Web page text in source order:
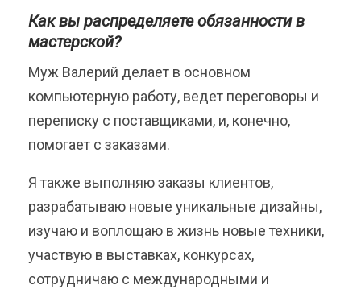
Как вы распределяете обязанности в
мастерской?
Муж Валерий делает в основном
компьютерную работу, ведет переговоры и
переписку с поставщиками, и, конечно,
помогает с заказами.
Я также выполняю заказы клиентов,
разрабатываю новые уникальные дизайны,
изучаю и воплощаю в жизнь новые техники,
участвую в выставках, конкурсах,
сотрудничаю с международными и